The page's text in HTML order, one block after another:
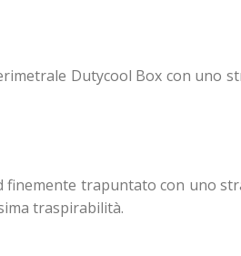
Dutycool Box con uno
finemente trapuntato con uno
traspirabilità.